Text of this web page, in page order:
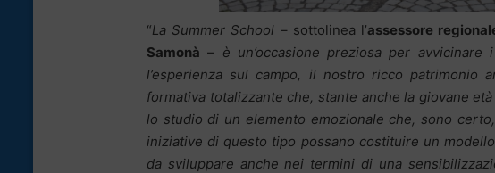
“La Summer School – sottolinea l’assessore
Samonà – è un’occasione preziosa per
l’esperienza sul campo, il nostro riccopatrimonio
formativa totalizzante che, stante anche la giovane
lo studio di un elemento emozionale che, sono
iniziative di questo tipo possano costituire un
da sviluppare anche nei termini di una